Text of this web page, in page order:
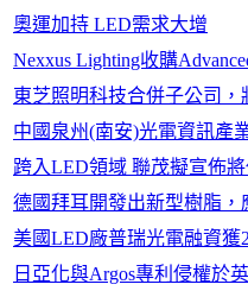
奧運加持 LED需求大增
Nexxus Lighting收購
東芝照明科技合併子公司
中國泉州(南安)光電資訊產
跨入LED領域 聯茂擬宣佈
德國拜耳開發出新型樹脂
美國LED廠普瑞光電融資獲
日亞化與Argos專利侵權於